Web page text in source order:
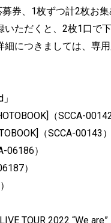
券、 1枚ずつ計2枚お集
いただくと、2枚1口で
につきましては、 専
（SCCA-00142
（SCCA-00143）
06186）
）
TOUR 2022 “We are”